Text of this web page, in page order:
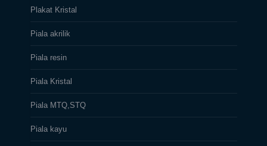
Plakat Kristal
Piala akrilik
Piala resin
Piala Kristal
Piala MTQ,STQ
Piala kayu